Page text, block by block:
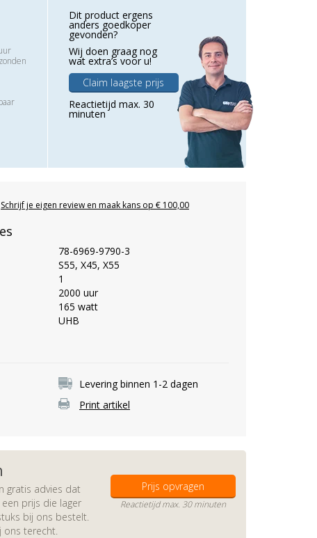
Dit product ergens
anders goedkoper
gevonden?
Wij doen graag nog
wat extra’s voor u!
Claim laagste prijs
Reactietijd max. 30
minuten
Schrijf je eigen review en maak kans op € 100,00
78-6969-9790-3
S55, X45, X55
1
2000 uur
165 watt
UHB
Levering binnen 1-2 dagen
Print artikel
gratis advies dat
prijs die lager
bij ons bestelt.
ons terecht.
Prijs opvragen
Reactietijd max. 30 minuten